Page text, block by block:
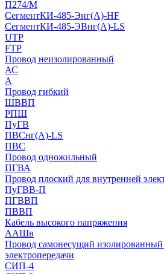
П274/М
СегментКИ-485-Энг(А)-HF
СегментКИ-485-ЭВнг(А)-LS
UTP
FTP
Провод неизолированный
АС
А
Провод гибкий
ШВВП
РПШ
ПуГВ
ПВСнг(А)-LS
ПВС
Провод одножильный
ПГВА
Провод плоский для внутренней
ПуГВВ-П
ПГВВП
ПВВП
Кабель высокого напряжения
ААШв
Провод самонесущий
электропередачи
СИП-4